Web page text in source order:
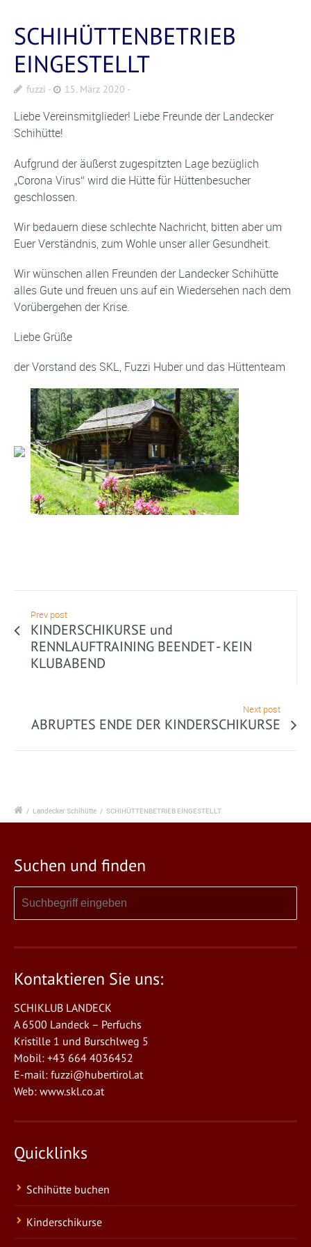
SCHIHÜTTENBETRIEB
EINGESTELLT
fuzzi 15. März 2020
Liebe Vereinsmitglieder! Liebe Freunde der Landecker
Schihütte!
Aufgrund der äußerst zugespitzten Lage bezüglich
„Corona Virus“ wird die Hütte für Hüttenbesucher
geschlossen.
Wir bedauern diese schlechte Nachricht, bitten aber um
Euer Verständnis, zum Wohle unser aller Gesundheit.
Wir wünschen allen Freunden der Landecker Schihütte
alles Gute und freuen uns auf ein Wiedersehen nach dem
Vorübergehen der Krise.
Liebe Grüße
der Vorstand des SKL, Fuzzi Huber und das Hüttenteam
Prev post
KINDERSCHIKURSE und
RENNLAUFTRAINING BEENDET - KEIN
KLUBABEND
Next post
ABRUPTES ENDE DER KINDERSCHIKURSE
/ Landecker Schihütte / SCHIHÜTTENBETRIEB EINGESTELLT
Suchen und finden
Kontaktieren Sie uns:
SCHIKLUB LANDECK
A 6500 Landeck – Perfuchs
Kristille 1 und Burschlweg 5
Mobil: +43 664 4036452
E-mail: fuzzi@hubertirol.at
Web: www.skl.co.at
Quicklinks
Schihütte buchen
Kinderschikurse